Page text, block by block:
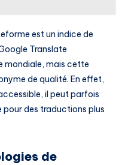
est un indice de
Translate
mondiale, mais cette
de qualité. En effet,
il peut parfois
pour des traductions plus
de